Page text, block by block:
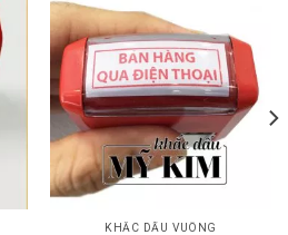
KHẮC DẤU VUÔNG